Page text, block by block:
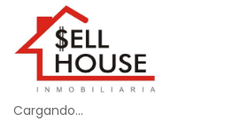
Cargando...